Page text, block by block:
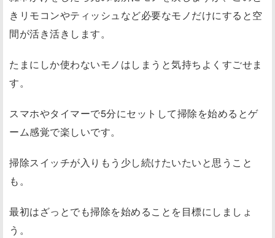
きリモコンやティッシュなど必要なモノだけにすると空
間が活き活きします。
たまにしか使わないモノはしまうと気持ちよくすごせま
す。
スマホやタイマーで5分にセットして掃除を始めるとゲ
ーム感覚で楽しいです。
掃除スイッチが入りもう少し続けたいたいと思うこと
も。
最初はざっとでも掃除を始めることを目標にしましょ
う。